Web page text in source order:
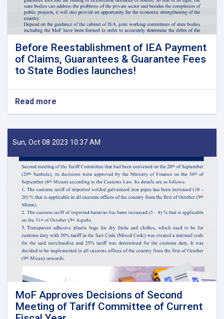
Before Reestablishment of IEA Payment
of Claims, Guarantees & Guarantee Fees
to State Bodies launches!
Read more
Before
of
IEA
of
Claims,
Guarantees
&
Guarantee
Fees
to
State
Bodies
launches!
Sun, Oct 08 2023 10:37 AM
MoF Approves Decisions of Second
Meeting of Tariff Committee of Current